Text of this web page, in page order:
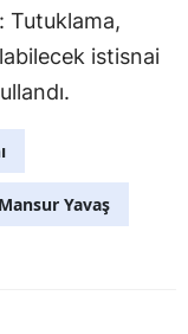
Tutuklama,
istisnai
Yavaş